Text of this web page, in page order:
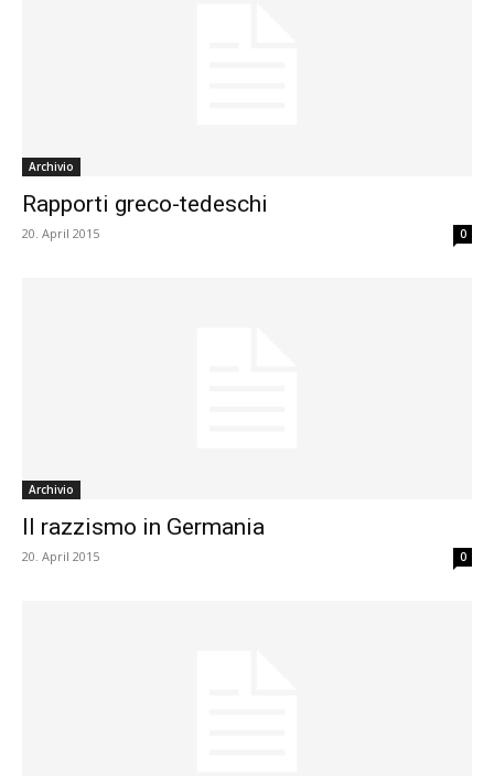
Archivio
Rapporti greco-tedeschi
20. April 2015 0
Archivio
Il razzismo in Germania
20. April 2015 0